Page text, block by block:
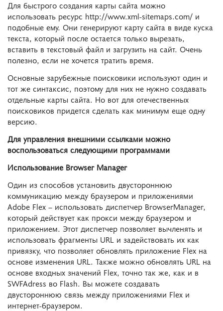
Для быстрого создания карты сайта можно
использовать ресурс http://www.xml-sitemaps.com/ и
подобные ему. Они генерируют карту сайта в виде куска
текста, который после остается только вырезать,
вставить в текстовый файл и загрузить на сайт. Очень
полезно, если не хочется тратить время.
Основные зарубежные поисковики используют один и
тот же синтаксис, поэтому для них не нужно создавать
отдельные карты сайта. Но вот для отечественных
поисковиков придется сделать как минимум еще одну
версию.
Для управления внешними ссылками можно
воспользоваться следующими программами
Использование Browser Manager
Один из способов установить двустороннюю
коммуникацию между браузером и приложениями
Adobe Flex – использовать диспетчер BrowserManager,
который действует как прокси между браузером и
приложением. Этот диспетчер позволяет вычленять и
использовать фрагменты URL и задействовать их как
привязку, что позволяет обновлять приложение Flex на
основе изменения URL. Также можно обновлять URL на
основе входных значений Flex, точно так же, как и в
SWFAdress во Flash. Вы можете создавать
двустороннюю связь между приложениями Flex и
интернет-браузером.